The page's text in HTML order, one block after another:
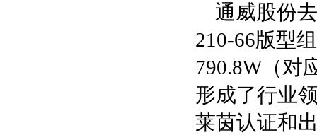
通威股份
210-66版型
790.8W（对
形成了行业
莱茵认证和